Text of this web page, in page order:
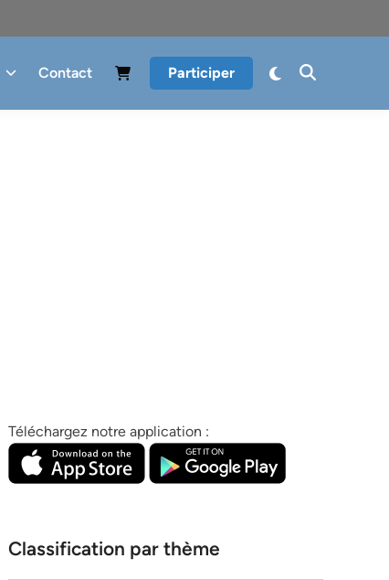
Contact Participer
Téléchargez notre application :
Classification par thème